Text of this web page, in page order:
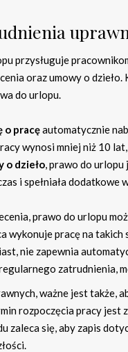
przysługuje
oraz umowy o
do urlopu.
o pracęautomatycznie
wynosi mniej niż 10
o dzieło, prawo do urlopu
i spełniała dodatkowe
prawo do urlopu
wykonuje pracę na takich
nie zapewnia
zatrudnienia,
ważne jest także,
rozpoczęcia pracy jest
zaleca się, aby zapis